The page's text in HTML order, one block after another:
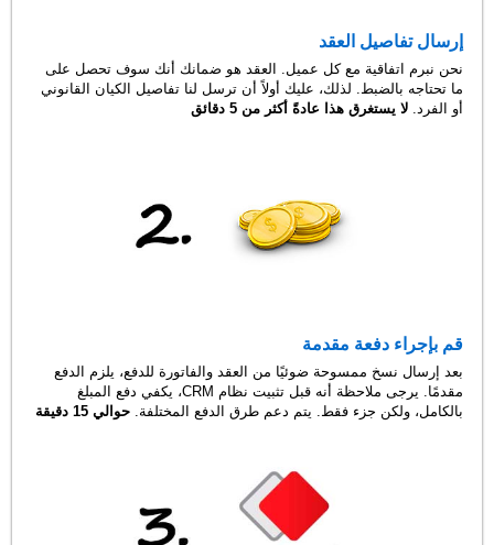
إرسال تفاصيل العقد
نحن نبرم اتفاقية مع كل عميل. العقد هو ضمانك أنك سوف تحصل على
ما تحتاجه بالضبط. لذلك، عليك أولاً أن ترسل لنا تفاصيل الكيان القانوني
أو الفرد.لا يستغرق هذا عادةً أكثر من 5 دقائق
قم بإجراء دفعة مقدمة
بعد إرسال نسخ ممسوحة ضوئيًا من العقد والفاتورة للدفع، يلزم الدفع
مقدمًا. يرجى ملاحظة أنه قبل تثبيت نظام CRM، يكفي دفع المبلغ
بالكامل، ولكن جزء فقط. يتم دعم طرق الدفع المختلفة.حوالي 15 دقيقة